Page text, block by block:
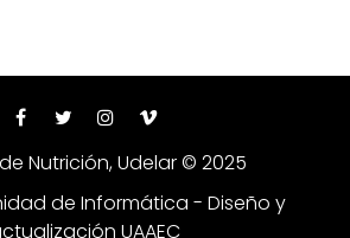
Nutrición, Udelar © 2025
de Informática - Diseño y
UAAEC